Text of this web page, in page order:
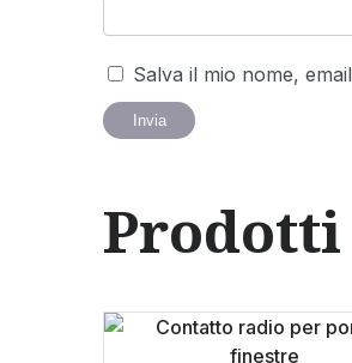
Salva il mio nome,